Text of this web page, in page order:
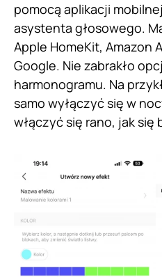
pomocą aplikacji
asystenta głosowego.
Apple HomeKit, Amazon
Google. Nie zabrakło
harmonogramu. Na
samo wyłączyć się w
włączyć się rano, jak się